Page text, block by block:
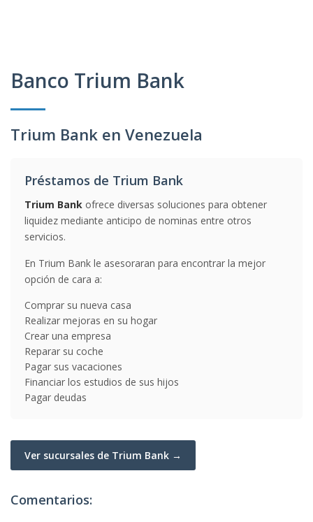
Banco Trium Bank
Trium Bank en Venezuela
Préstamos de Trium Bank
Trium Bank ofrece diversas soluciones para obtener
liquidez mediante anticipo de nominas entre otros
servicios.
En Trium Bank le asesoraran para encontrar la mejor
opción de cara a:
Comprar su nueva casa
Realizar mejoras en su hogar
Crear una empresa
Reparar su coche
Pagar sus vacaciones
Financiar los estudios de sus hijos
Pagar deudas
Ver sucursales de Trium Bank →
Comentarios: